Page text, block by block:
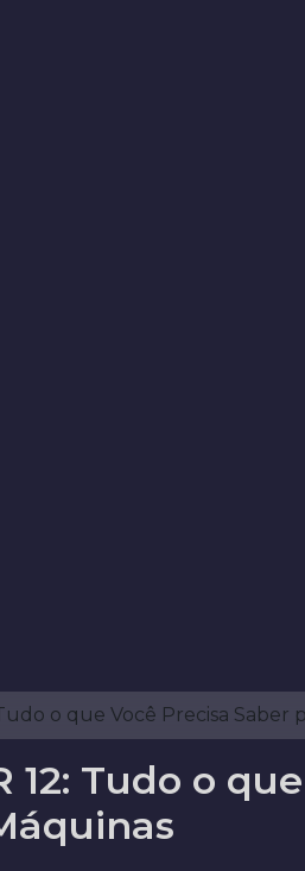
o que Você Precisa
12: Tudo o